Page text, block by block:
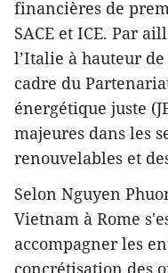
financières de
SACE et ICE. Par
l’Italie à hauteur
cadre du
énergétique juste
majeures dans les
renouvelables et
Selon Nguyen
Vietnam à Rome
accompagner les